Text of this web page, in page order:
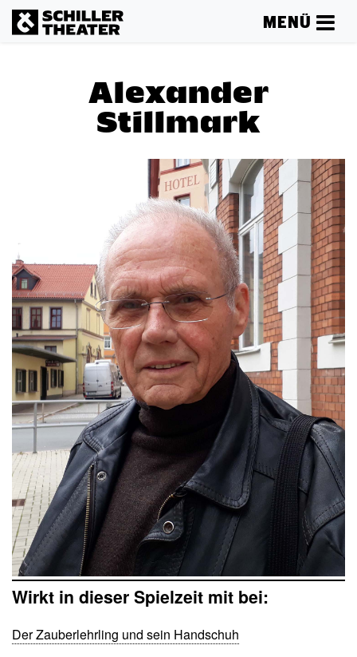
MENÜ
Alexander
Stillmark
Wirkt in dieser Spielzeit mit bei:
Der Zauberlehrling und sein Handschuh